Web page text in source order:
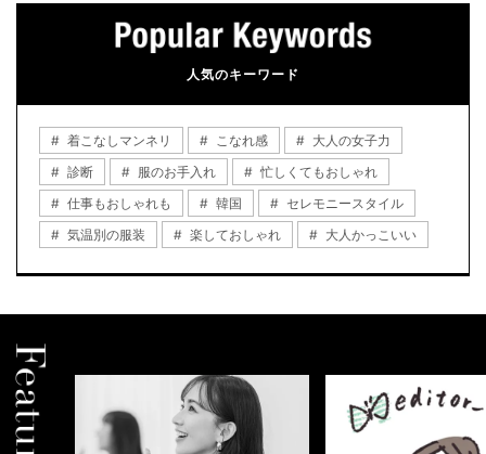
人気のキーワード
着こなしマンネリ こなれ感
大人の女子力
診断
服のお手入れ
忙しくてもおしゃれ
仕事もおしゃれも
韓国
セレモニースタイル
気温別の服装
楽しておしゃれ 大人かっこいい